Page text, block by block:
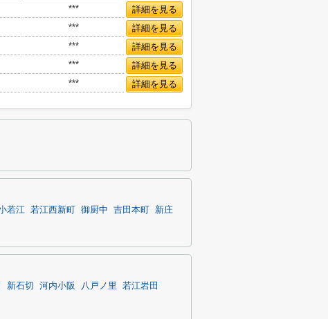
***
詳細を見る
***
詳細を見る
***
詳細を見る
***
詳細を見る
*** 詳細を見る
若江 若江西新町 御厨中 吉田本町
新庄
新石切 河内小阪 八戸ノ里
若江岩田